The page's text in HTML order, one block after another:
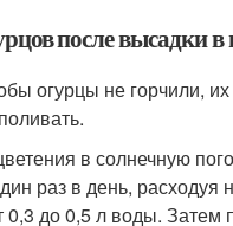
после высадки в
огурцы не горчили,
в солнечную
раз в день, расходуя
0,3 до 0,5 л воды. Затем